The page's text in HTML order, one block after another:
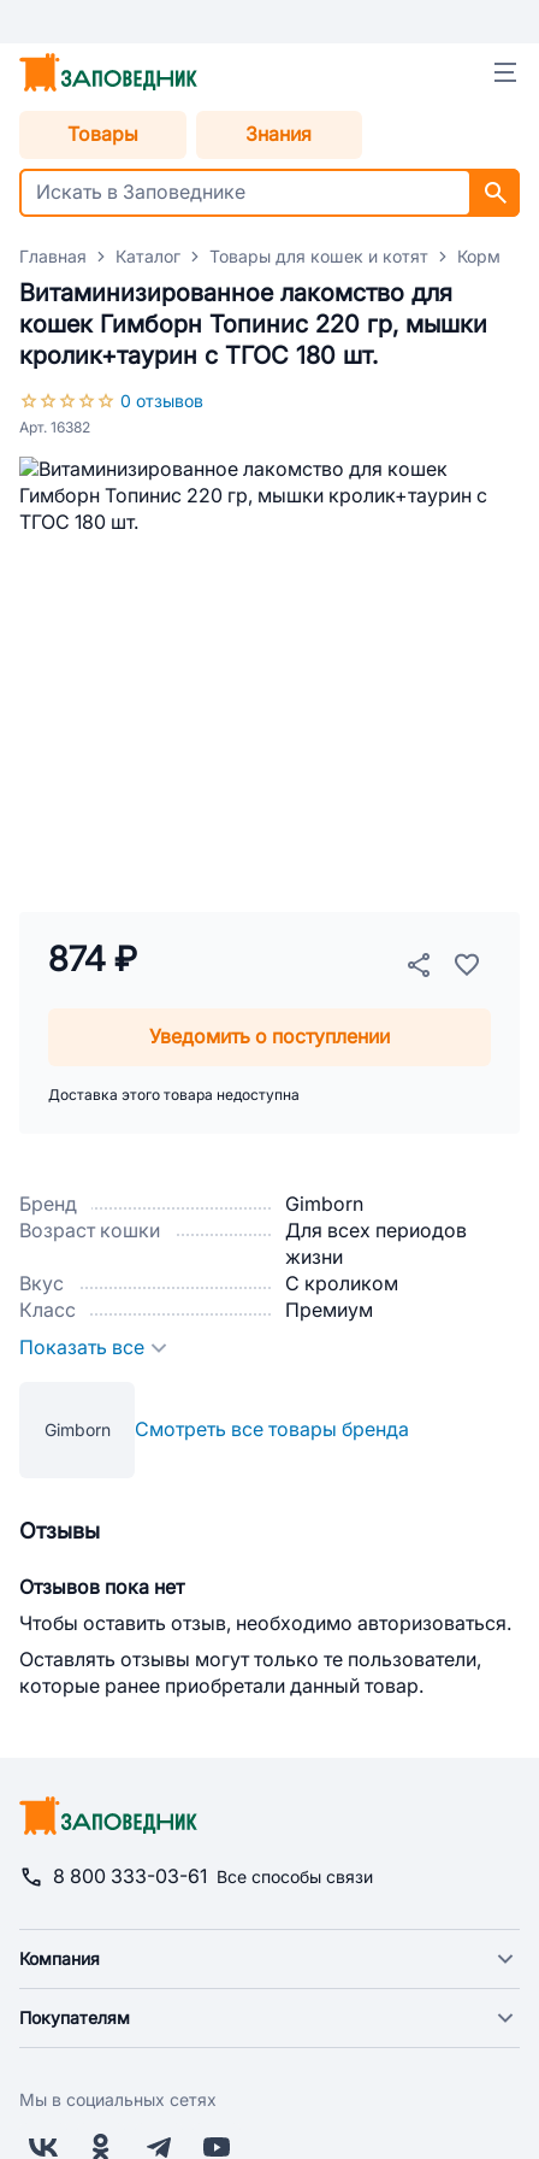
Товары Знания
Главная Каталог Товары для кошек и котят Корм
Витаминизированное лакомство для
кошек Гимборн Топинис 220 гр, мышки
кролик+таурин с ТГОС 180 шт.
0 отзывов
Арт. 16382
Бренд
Gimborn
Возраст кошки
Для всех периодов
жизни
Вкус
С кроликом
Класс
Премиум
Показать все
Gimborn Смотреть все товары бренда
874 ₽
Уведомить о поступлении
Доставка этого товара недоступна
Отзывы
Отзывов пока нет
Чтобы оставить отзыв, необходимо авторизоваться.
Оставлять отзывы могут только те пользователи,
которые ранее приобретали данный товар.
8 800 333-03-61 Все способы связи
Компания
Новости
Поставщикам
Покупателям
Оплата
Бонусная программа
Мы в социальных сетях